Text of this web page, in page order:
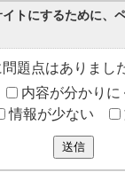
トにするために、
題点はありまし
内容が分かりに
情報が少ない
送信